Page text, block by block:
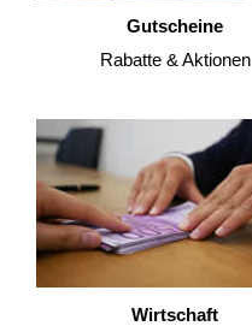
Gutscheine
Rabatte & Aktionen
Wirtschaft